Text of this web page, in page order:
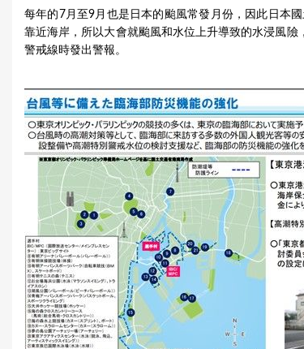
每年的7月至9月也是日本的颱風常發月份，因此日本
靠近海岸，所以大會就颱風和水位上升導致的水浸風
警戒線時發出警報。